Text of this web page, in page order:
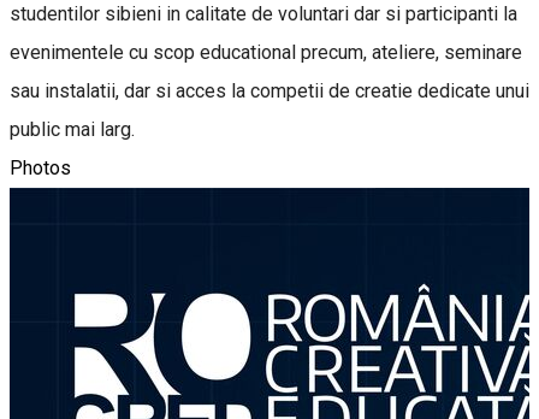
studentilor sibieni in calitate de voluntari dar si participanti la
evenimentele cu scop educational precum, ateliere, seminare
sau instalatii, dar si acces la competii de creatie dedicate unui
public mai larg.
Photos